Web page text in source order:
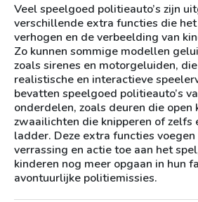
Veel speelgoed politieauto’s zijn
verschillende extra functies die
verhogen en de verbeelding van
Zo kunnen sommige modellen
zoals sirenes en motorgeluiden,
realistische en interactieve
bevatten speelgoed politieauto’s
onderdelen, zoals deuren die open
zwaailichten die knipperen of zelfs
ladder. Deze extra functies
verrassing en actie toe aan het
kinderen nog meer opgaan in hun
avontuurlijke politiemissies.